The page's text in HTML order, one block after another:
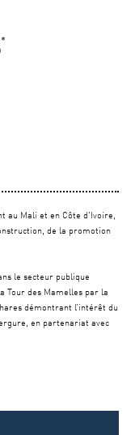
au Mali et en Côte d'Ivoire,
de la promotion
le secteur publique
Tour des Mamelles par la
démontrant l’intérêt du
en partenariat avec